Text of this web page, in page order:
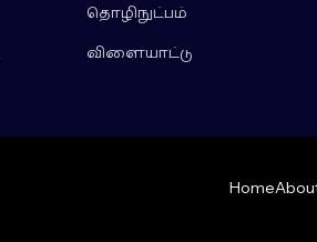
தொழிநுட்பம்
விளையாட்டு
Home